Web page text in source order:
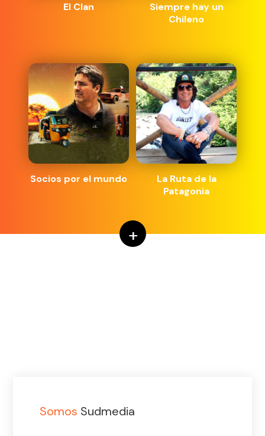
El Clan
Siempre hay un
Chileno
Socios por el mundo
La Ruta de la
Patagonia
+
Somos Sudmedia